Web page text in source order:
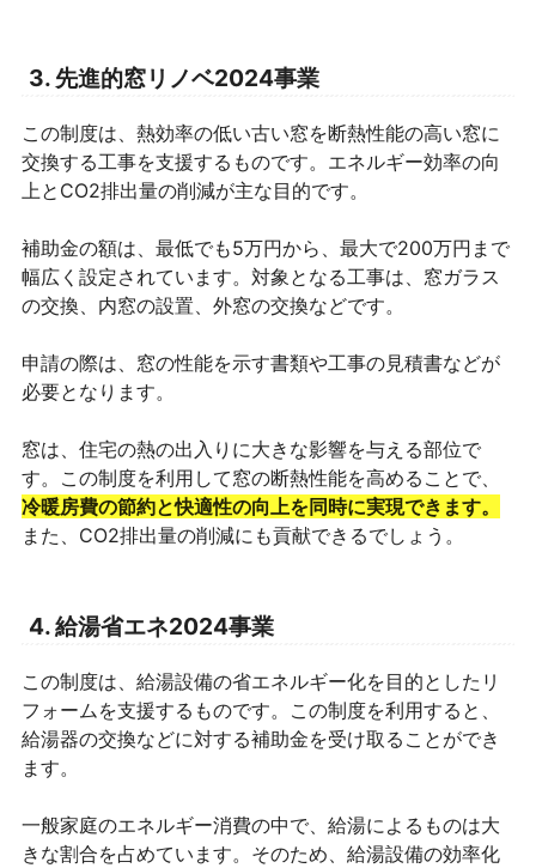
3. 先進的窓リノベ2024事業
この制度は、熱効率の低い古い窓を断熱性能の高い窓に
交換する工事を支援するものです。エネルギー効率の向
上とCO2排出量の削減が主な目的です。
補助金の額は、最低でも5万円から、最大で200万円まで
幅広く設定されています。対象となる工事は、窓ガラス
の交換、内窓の設置、外窓の交換などです。
申請の際は、窓の性能を示す書類や工事の見積書などが
必要となります。
窓は、住宅の熱の出入りに大きな影響を与える部位で
す。この制度を利用して窓の断熱性能を高めることで、
冷暖房費の節約と快適性の向上を同時に実現できます。
また、CO2排出量の削減にも貢献できるでしょう。
4. 給湯省エネ2024事業
この制度は、給湯設備の省エネルギー化を目的としたリ
フォームを支援するものです。この制度を利用すると、
給湯器の交換などに対する補助金を受け取ることができ
ます。
一般家庭のエネルギー消費の中で、給湯によるものは大
きな割合を占めています。そのため、給湯設備の効率化